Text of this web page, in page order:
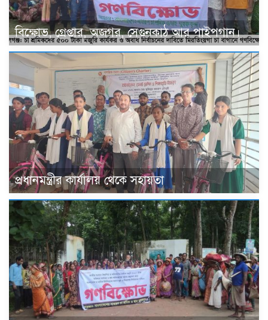
বিক্ষোভ, গ্রেপ্তার, অজগর, সেগুনকাঠ আর পাইপগান।
প্রধানমন্ত্রীর কার্যালয় থেকে সহায়তা